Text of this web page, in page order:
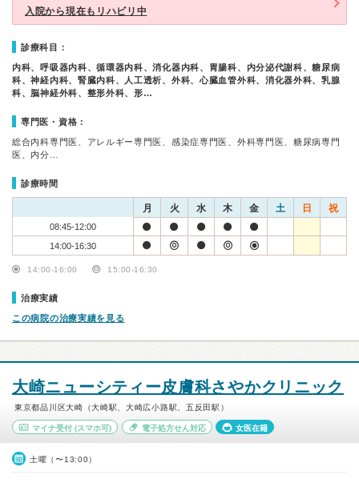
入院から現在もリハビリ中
診療科目：
内科、呼吸器内科、循環器内科、消化器内科、胃腸科、内分泌代謝科、糖尿病
科、神経内科、腎臓内科、人工透析、外科、心臓血管外科、消化器外科、乳腺
科、脳神経外科、整形外科、形…
専門医・資格：
総合内科専門医、アレルギー専門医、感染症専門医、外科専門医、糖尿病専門
医、内分…
診療時間
月 火 水 木 金 土 日 祝
08:45-12:00
14:00-16:30
14:00-16:00 15:00-16:30
治療実績
この病院の治療実績を見る
大崎ニューシティー皮膚科さやかクリニック
東京都品川区大崎（大崎駅、大崎広小路駅、五反田駅）
マイナ受付 (スマホ可) 電子処方せん対応 女医在籍
土曜（〜13:00）